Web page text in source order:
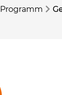
Programm